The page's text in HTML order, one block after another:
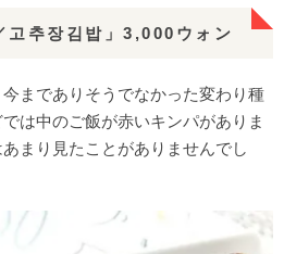
고추장김밥」3,000ウォン
までありそうでなかった変わり種
は中のご飯が赤いキンパがありま
まり見たことがありませんでし